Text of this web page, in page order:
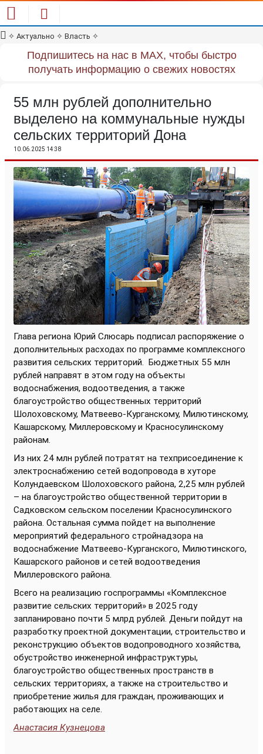
✧ Актуально ✧ Власть ✧
Подпишитесь на нас в MAX, чтобы быстро
получать информацию о свежих новостях
55 млн рублей дополнительно
выделено на коммунальные нужды
сельских территорий Дона
10.06.2025 14:38
Глава региона Юрий Слюсарь подписал распоряжение о
дополнительных расходах по программе комплексного
развития сельских территорий. Бюджетных 55 млн
рублей направят в этом году на объекты
водоснабжения, водоотведения, а также
благоустройство общественных территорий
Шолоховскому, Матвеево-Курганскому, Милютинскому,
Кашарскому, Миллеровскому и Красносулинскому
районам.
Из них 24 млн рублей потратят на техприсоединение к
электроснабжению сетей водопровода в хуторе
Колундаевском Шолоховского района, 2,25 млн рублей
– на благоустройство общественной территории в
Садковском сельском поселении Красносулинского
района. Остальная сумма пойдет на выполнение
мероприятий федерального стройнадзора на
водоснабжение Матвеево-Курганского, Милютинского,
Кашарского районов и сетей водоотведения
Миллеровского района.
Всего на реализацию госпрограммы «Комплексное
развитие сельских территорий» в 2025 году
запланировано почти 5 млрд рублей. Деньги пойдут на
разработку проектной документации, строительство и
реконструкцию объектов водопроводного хозяйства,
обустройство инженерной инфраструктуры,
благоустройство общественных пространств в
сельских территориях, а также на строительство и
приобретение жилья для граждан, проживающих и
работающих на селе.
Анастасия Кузнецова